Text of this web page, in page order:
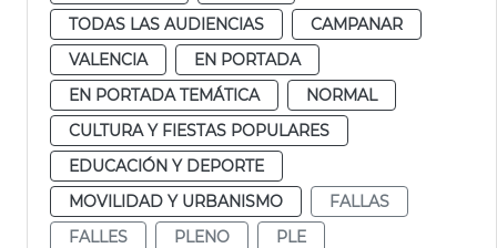
TODAS LAS AUDIENCIAS
CAMPANAR
VALENCIA
EN PORTADA
EN PORTADA TEMÁTICA
NORMAL
CULTURA Y FIESTAS POPULARES
EDUCACIÓN Y DEPORTE
MOVILIDAD Y URBANISMO
FALLAS
FALLES
PLENO
PLE